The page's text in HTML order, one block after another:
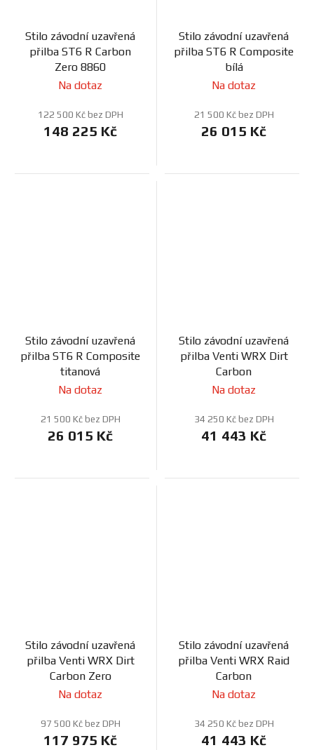
Stilo závodní uzavřená
přilba ST6 R Carbon
Zero 8860
Na dotaz
122 500 Kč bez DPH
148 225 Kč
Stilo závodní uzavřená
přilba ST6 R Composite
bílá
Na dotaz
21 500 Kč bez DPH
26 015 Kč
Stilo závodní uzavřená
přilba ST6 R Composite
titanová
Na dotaz
21 500 Kč bez DPH
26 015 Kč
Stilo závodní uzavřená
přilba Venti WRX Dirt
Carbon
Na dotaz
34 250 Kč bez DPH
41 443 Kč
Stilo závodní uzavřená
přilba Venti WRX Dirt
Carbon Zero
Na dotaz
97 500 Kč bez DPH
117 975 Kč
Stilo závodní uzavřená
přilba Venti WRX Raid
Carbon
Na dotaz
34 250 Kč bez DPH
41 443 Kč